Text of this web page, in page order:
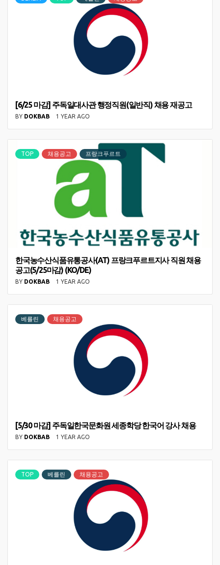
[6/25 마감] 주독일대사관 행정직원(일반직) 채용 재공고
BY DOKBAB 1 YEAR AGO
TOP 채용공고 프랑크푸르트
한국농수산식품유통공사(AT) 프랑크푸르트지사 직원 채용
공고(5/25마감) (KO/DE)
BY DOKBAB 1 YEAR AGO
베를린 채용공고
[5/30 마감] 주독일한국문화원 세종학당 한국어 강사 채용
BY DOKBAB 1 YEAR AGO
TOP 베를린 채용공고